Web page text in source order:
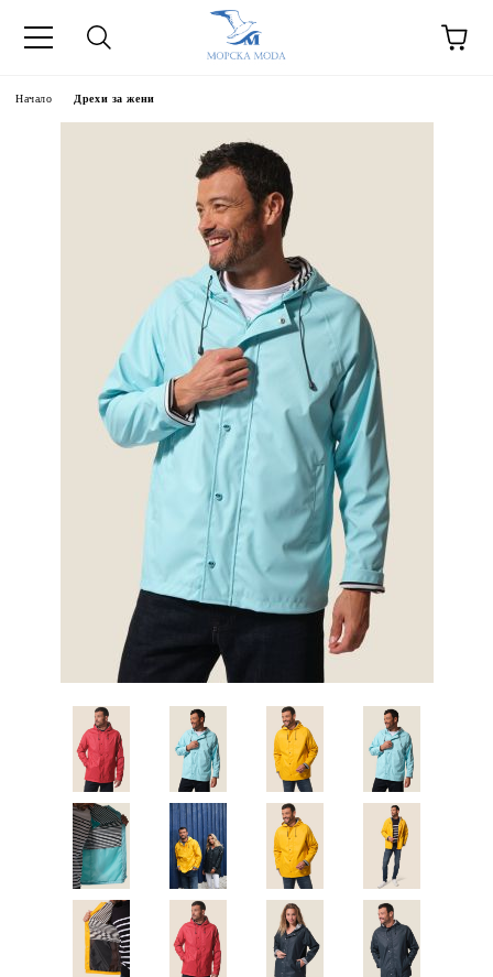
Начало Дрехи за жени